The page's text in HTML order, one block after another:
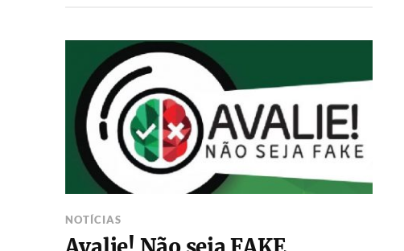
NOTÍCIAS